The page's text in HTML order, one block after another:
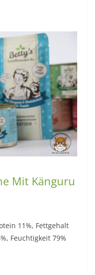
Mit Känguru
11%, Fettgehalt
Feuchtigkeit 79%